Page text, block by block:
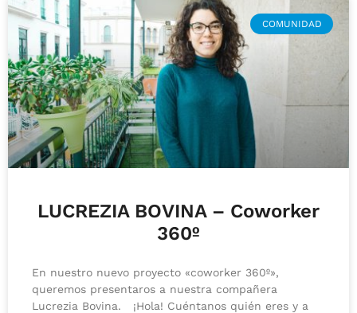
COMUNIDAD
LUCREZIA BOVINA – Coworker
360º
En nuestro nuevo proyecto «coworker 360º»,
queremos presentaros a nuestra compañera
Lucrezia Bovina. ¡Hola! Cuéntanos quién eres y a